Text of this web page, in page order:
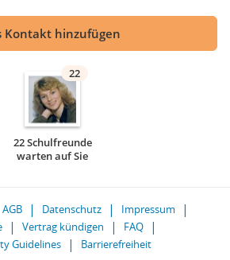
Kontakt hinzufügen
22
22 Schulfreunde
warten auf Sie
AGB Datenschutz
Impressum
Vertrag kündigen
FAQ
Guidelines
Barrierefreiheit